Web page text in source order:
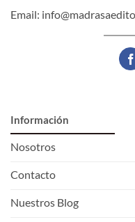
Email:
Información
Nosotros
Contacto
Nuestros Blog